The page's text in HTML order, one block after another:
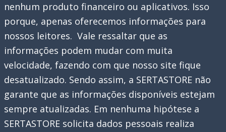
nenhum produto financeiro ou aplicativos. Isso
porque, apenas oferecemos informações para
nossos leitores. Vale ressaltar que as
informações podem mudar com muita
velocidade, fazendo com que nosso site fique
desatualizado. Sendo assim, a SERTASTORE não
garante que as informações disponíveis estejam
sempre atualizadas. Em nenhuma hipótese a
SERTASTORE solicita dados pessoais realiza